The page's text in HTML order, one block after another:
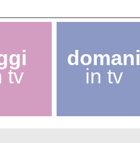
tv
domani
in tv